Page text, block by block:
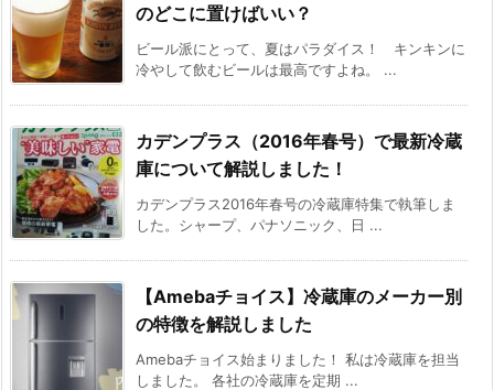
のどこに置けばいい？
ビール派にとって、夏はパラダイス！ キンキンに
冷やして飲むビールは最高ですよね。 ...
カデンプラス（2016年春号）で最新冷蔵
庫について解説しました！
カデンプラス2016年春号の冷蔵庫特集で執筆しま
した。シャープ、パナソニック、日 ...
【Amebaチョイス】冷蔵庫のメーカー別
の特徴を解説しました
Amebaチョイス始まりました！ 私は冷蔵庫を担当
しました。 各社の冷蔵庫を定期 ...